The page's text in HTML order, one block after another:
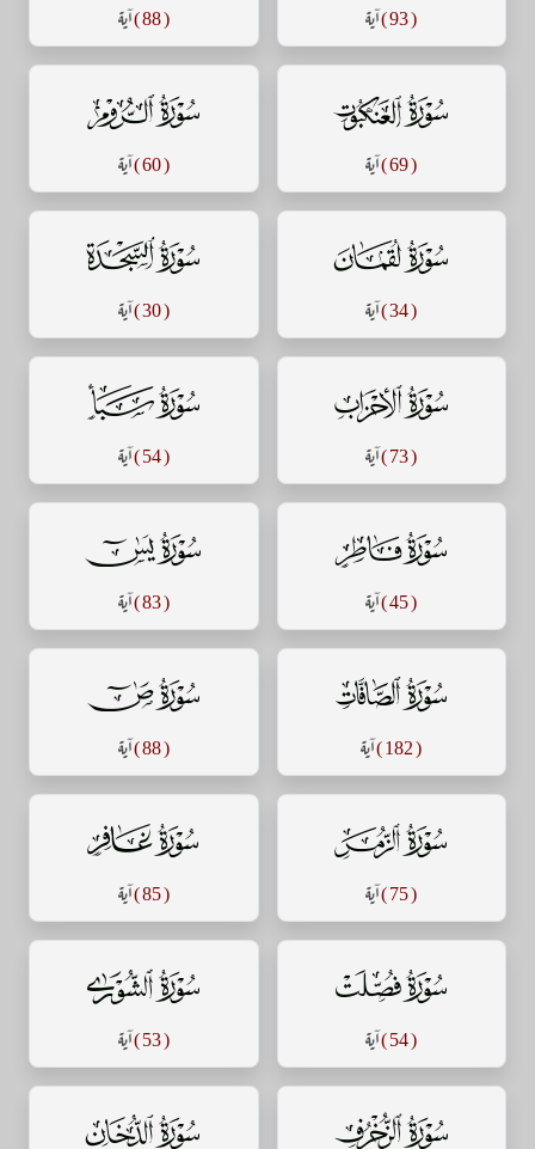
( 93 ) آية ( 88 ) آية
سورة العنكبوت
( 69 ) آية
سورة الروم
( 60 ) آية
سورة لقمان
( 34 ) آية
سورة السجدة
( 30 ) آية
سورة الأحزاب
( 73 ) آية
سورة سبأ
( 54 ) آية
سورة فاطر
( 45 ) آية
سورة يس
( 83 ) آية
سورة الصافات
( 182 ) آية
سورة ص
( 88 ) آية
سورة الزمر
( 75 ) آية
سورة غافر
( 85 ) آية
سورة فصلت
( 54 ) آية
سورة الشورى
( 53 ) آية
سورة الزخرف سورة الدخان